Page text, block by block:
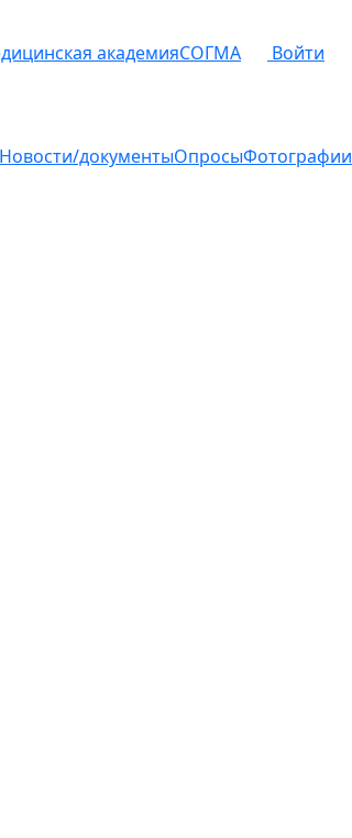
академияСОГМА Войти
Новости/документыОпросыФотографии